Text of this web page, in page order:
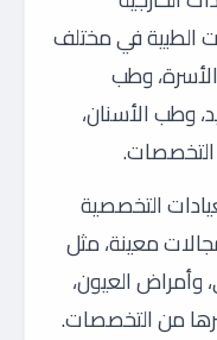
الطبية في مختلف
وطب
وطب الأسنان،
التخصصات.
التخصصية
معينة، مثل
وأمراض العيون،
من التخصصات.